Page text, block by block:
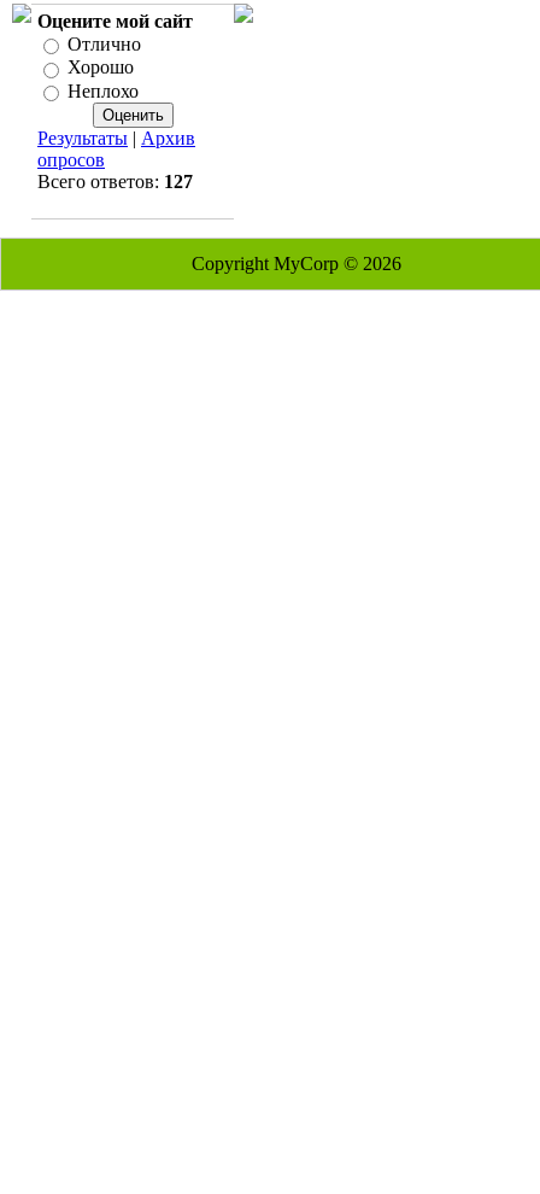
Оцените мой сайт
Отлично
Хорошо
Неплохо
Результаты | Архив
опросов
Всего ответов: 127
Copyright MyCorp © 2026